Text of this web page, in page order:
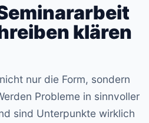
klären
nur die Form, sondern
Probleme in sinnvoller
sind Unterpunkte wirklich